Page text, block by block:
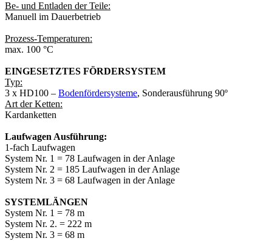
Be- und Entladen der Teile:
Manuell im Dauerbetrieb
Prozess-Temperaturen:
max. 100 °C
EINGESETZTES FÖRDERSYSTEM
Typ:
3 x HD100 – Bodenfördersysteme, Sonderausführung 90º
Art der Ketten:
Kardanketten
Laufwagen Ausführung:
1-fach Laufwagen
System Nr. 1 = 78 Laufwagen in der Anlage
System Nr. 2 = 185 Laufwagen in der Anlage
System Nr. 3 = 68 Laufwagen in der Anlage
SYSTEMLÄNGEN
System Nr. 1 = 78 m
System Nr. 2. = 222 m
System Nr. 3 = 68 m